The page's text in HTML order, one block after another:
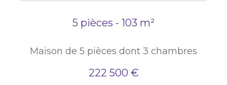
5 pièces - 103 m²
Maison de 5 pièces dont 3 chambres
222 500 €